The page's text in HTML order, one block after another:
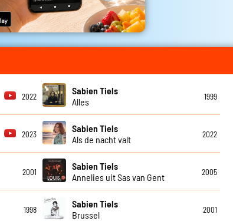
2022
Sabien Tiels
Alles
1999
2023
Sabien Tiels
Als de nacht valt
2022
2001
Sabien Tiels
Annelies uit Sas van Gent
2005
1998
Sabien Tiels
Brussel
2001